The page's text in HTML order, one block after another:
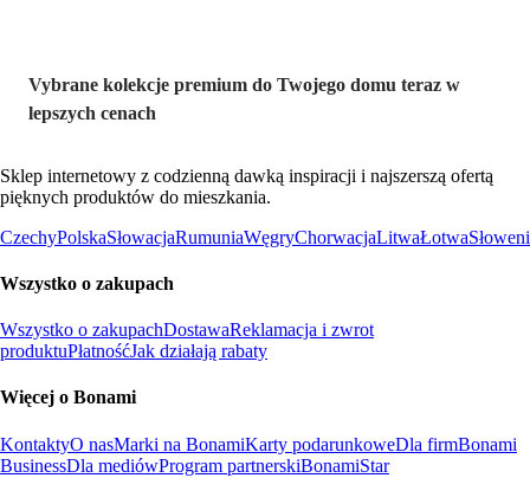
Vybrane kolekcje premium do Twojego domu teraz w
lepszych cenach
Sklep internetowy z codzienną dawką inspiracji i najszerszą ofertą
pięknych produktów do mieszkania.
CzechyPolskaSłowacjaRumuniaWęgryChorwacjaLitwaŁotwa
Wszystko o zakupach
Wszystko o zakupachDostawaReklamacja i zwrot
produktuPłatnośćJak działają rabaty
Więcej o Bonami
KontaktyO nasMarki na BonamiKarty podarunkoweDla firmBonami
BusinessDla mediówProgram partnerskiBonamiStar